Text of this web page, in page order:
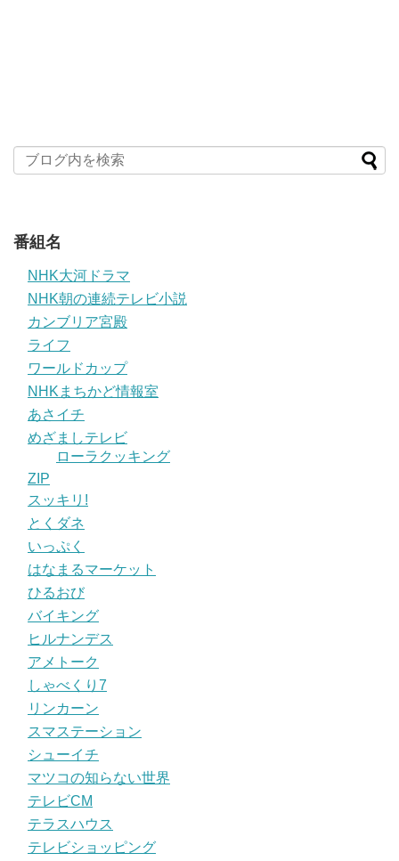
番組名
NHK大河ドラマ
NHK朝の連続テレビ小説
カンブリア宮殿
ライフ
ワールドカップ
NHKまちかど情報室
あさイチ
めざましテレビ
ローラクッキング
ZIP
スッキリ!
とくダネ
いっぷく
はなまるマーケット
ひるおび
バイキング
ヒルナンデス
アメトーク
しゃべくり7
リンカーン
スマステーション
シューイチ
マツコの知らない世界
テレビCM
テラスハウス
テレビショッピング